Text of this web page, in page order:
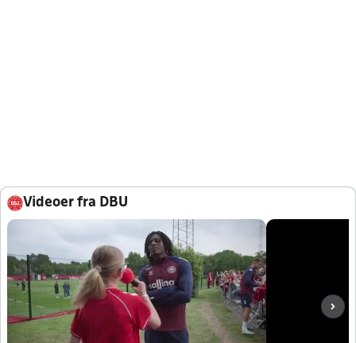
Videoer fra DBU